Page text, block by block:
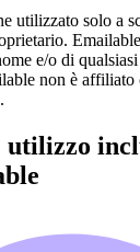
utilizzato solo a
e/o di
non è affiliato